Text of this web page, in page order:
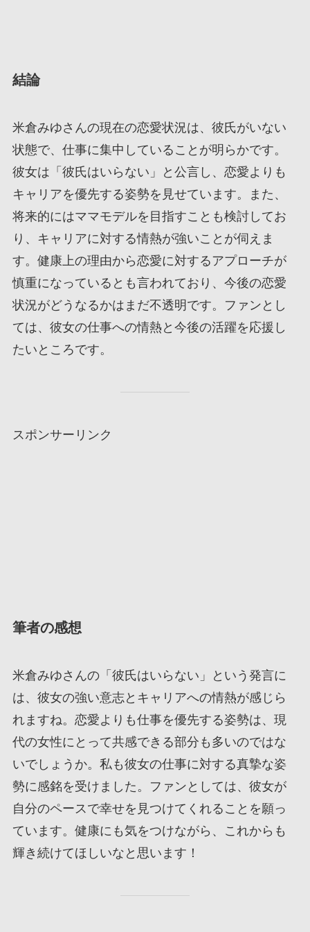
結論
米倉みゆさんの現在の恋愛状況は、彼氏がいない
状態で、仕事に集中していることが明らかです。
彼女は「彼氏はいらない」と公言し、恋愛よりも
キャリアを優先する姿勢を見せています。また、
将来的にはママモデルを目指すことも検討してお
り、キャリアに対する情熱が強いことが伺えま
す。健康上の理由から恋愛に対するアプローチが
慎重になっているとも言われており、今後の恋愛
状況がどうなるかはまだ不透明です。ファンとし
ては、彼女の仕事への情熱と今後の活躍を応援し
たいところです。
スポンサーリンク
筆者の感想
米倉みゆさんの「彼氏はいらない」という発言に
は、彼女の強い意志とキャリアへの情熱が感じら
れますね。恋愛よりも仕事を優先する姿勢は、現
代の女性にとって共感できる部分も多いのではな
いでしょうか。私も彼女の仕事に対する真摯な姿
勢に感銘を受けました。ファンとしては、彼女が
自分のペースで幸せを見つけてくれることを願っ
ています。健康にも気をつけながら、これからも
輝き続けてほしいなと思います！